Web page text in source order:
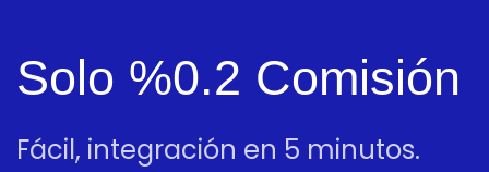
Solo %0.2 Comisión
Fácil, integración en 5 minutos.